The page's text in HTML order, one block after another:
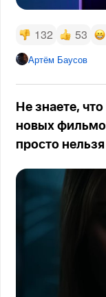
132 53
Артём Баусов
Не знаете,
новых
просто